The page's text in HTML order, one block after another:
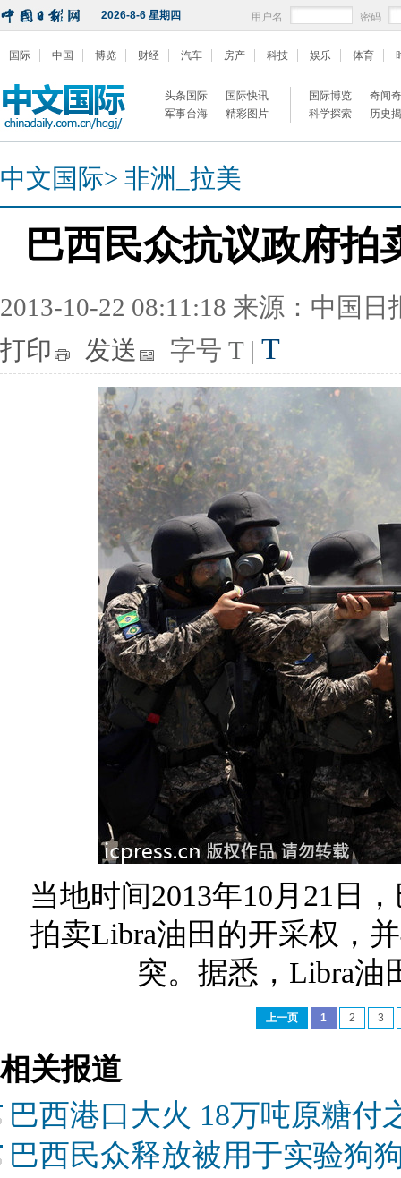
2026-8-6 星期四 用户名 密码
国际 中国 博览 财经 汽车 房产 科技 娱乐 体育
头条国际
国际快讯
军事台海
精彩图片
国际博览
奇闻
科学探索
历史
中文国际> 非洲_拉美
巴西民众抗议政府拍
2013-10-22 08:11:18 来源：中国日
打印
发送 字号 T | T
当地时间2013年10月21日
拍卖Libra油田的开采权，
突。据悉，Libra油
上一页 1 2 3
相关报道
巴西港口大火 18万吨原糖付
巴西民众释放被用于实验狗